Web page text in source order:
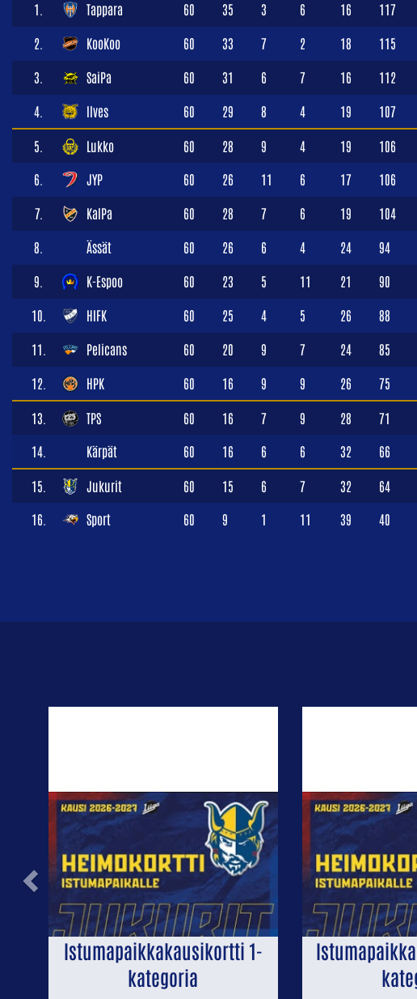
1. Tappara 60 35 3 6 16 117
2. KooKoo 60 33 7 2 18 115
3. SaiPa 60 31 6 7 16 112
4. Ilves 60 29 8 4 19 107
5. Lukko 60 28 9 4 19 106
6. JYP 60 26 11 6 17 106
7. KalPa 60 28 7 6 19 104
8. Ässät 60 26 6 4 24 94
9. K-Espoo 60 23 5 11 21 90
10. HIFK 60 25 4 5 26 88
11. Pelicans 60 20 9 7 24 85
12. HPK 60 16 9 9 26 75
13. TPS 60 16 7 9 28 71
14. Kärpät 60 16 6 6 32 66
15. Jukurit 60 15 6 7 32 64
16. Sport 60 9 1 11 39 40
Istumapaikkakausikortti 1-
kategoria
Previous